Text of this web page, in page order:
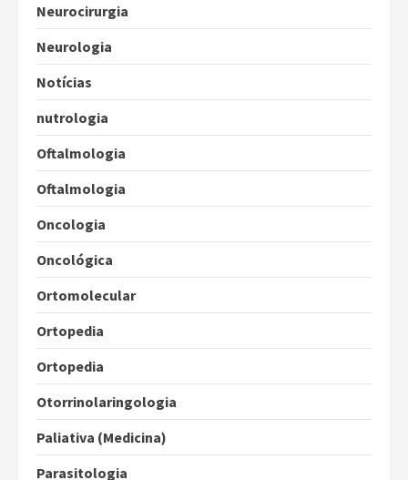
Neurocirurgia
Neurologia
Notícias
nutrologia
Oftalmologia
Oftalmologia
Oncologia
Oncológica
Ortomolecular
Ortopedia
Ortopedia
Otorrinolaringologia
Paliativa (Medicina)
Parasitologia